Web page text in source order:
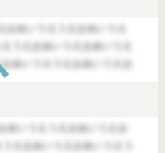
【サービス管理責任者】リワークセンター伏見